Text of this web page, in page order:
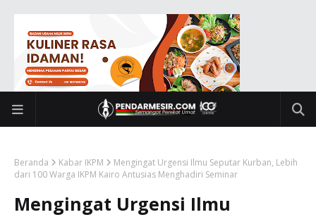
Beranda Kabar IKPM
Mengingat Urgensi Ilmu Seputar Kurban, Lebih
dari 100 Warga IKPM Kairo Antusias Menghadiri Seminar
Mengingat Urgensi Ilmu